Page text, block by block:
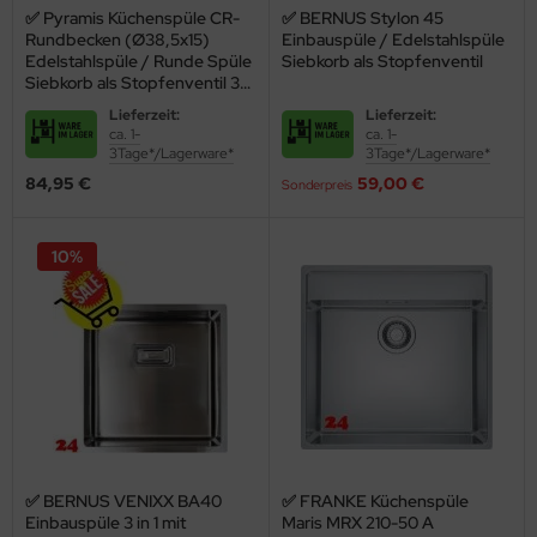
Nicht ohne Grund ist sie der Klassiker unter den Küchenspülen: Die
Edelstahlspülebesticht vor allem durch leichte Pflege und hohe
✅ Pyramis Küchenspüle CR-
Rundbecken (Ø38,5x15)
Edelstahlspüle / Runde Spüle
Siebkorb als Stopfenventil 3
Lieferzeit:
ca. 1-
3Tage*/Lagerware*
84,95 €
✅ BERNUS Stylon 45
Einbauspüle / Edelstahlspüle
Siebkorb als Stopfenventil
Lieferzeit:
ca. 1-
3Tage*/Lagerware*
Sonderpreis 59,00 €
✅ BERNUS VENIXX BA40
Einbauspüle 3 in 1 mit
10%
✅ FRANKE Küchenspüle
Maris MRX 210-50 A
Wickeltisch
u. Stiefelreinigungsanlage
Armaturen